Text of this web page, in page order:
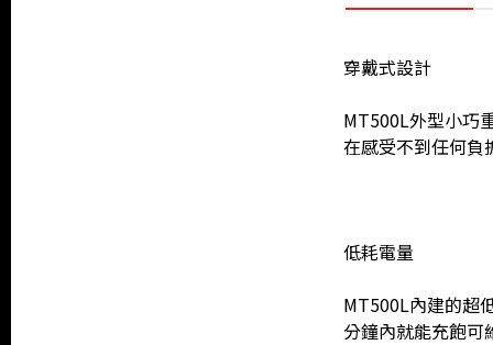
穿戴式設計
MT500L外型小巧
在感受不到任何負
低耗電量
MT500L內建的超
分鐘內就能充飽可